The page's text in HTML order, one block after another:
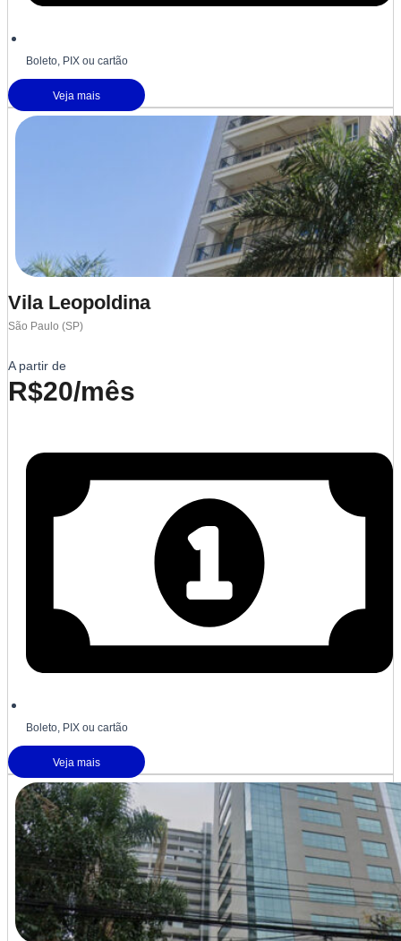
Boleto, PIX ou cartão
Veja mais
Vila Leopoldina
São Paulo (SP)
A partir de
R$20/mês
Boleto, PIX ou cartão
Veja mais